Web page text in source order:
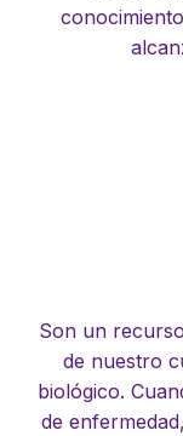
Son un
de nuestro
biológico.
de